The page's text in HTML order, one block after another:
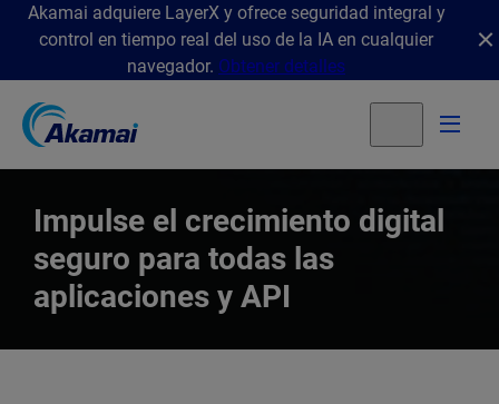
Akamai adquiere LayerX y ofrece seguridad integral y
control en tiempo real del uso de la IA en cualquier
navegador. Obtener detalles
Impulse el crecimiento digital
seguro para todas las
aplicaciones y API